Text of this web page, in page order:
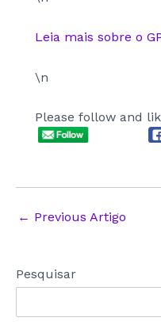
Leia mais sobre o
\n
Please follow and
Post
← Previous Artigo
Pesquisar